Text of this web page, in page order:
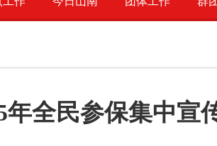
年全民参保集中宣